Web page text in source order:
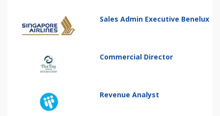
Sales Admin Executive Benelux
Commercial Director
Revenue Analyst